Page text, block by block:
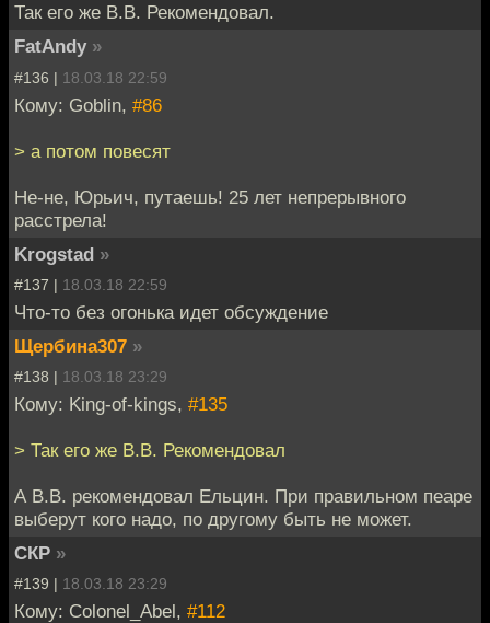
Так его же В.В. Рекомендовал.
FatAndy »
#136 | 18.03.18 22:59
Кому: Goblin, #86
> а потом повесят
Не-не, Юрьич, путаешь! 25 лет непрерывного
расстрела!
Krogstad »
#137 | 18.03.18 22:59
Что-то без огонька идет обсуждение
Щербина307 »
#138 | 18.03.18 23:29
Кому: King-of-kings, #135
> Так его же В.В. Рекомендовал
А В.В. рекомендовал Ельцин. При правильном пеаре
выберут кого надо, по другому быть не может.
СКР »
#139 | 18.03.18 23:29
Кому: Colonel_Abel, #112